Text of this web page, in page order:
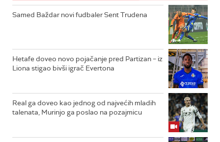
Samed Baždar novi fudbaler Sent Trudena
Hetafe doveo novo pojačanje pred Partizan – iz
Liona stigao bivši igrač Evertona
Real ga doveo kao jednog od najvećih mladih
talenata, Murinjo ga poslao na pozajmicu